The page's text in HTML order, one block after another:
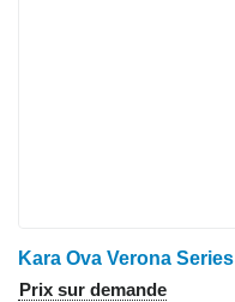
Kara Ova Verona Series
Prix sur demande